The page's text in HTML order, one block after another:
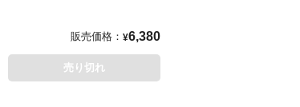
販売価格： ¥6,380
売り切れ